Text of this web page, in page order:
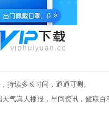
持续多长时间，通通可测。
气真人播报，早间资讯，健康